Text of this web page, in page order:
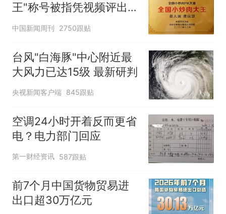
王"称号被指凭视频评出
官方回应
中国新闻周刊 2750跟贴
台风"白海豚"中心附近最
大风力已达15级 最新研判
央视新闻客户端 845跟贴
空调24小时开着反而更省
电？电力部门回应
第一财经资讯 587跟贴
前7个月中国货物贸易进
出口超30万亿元